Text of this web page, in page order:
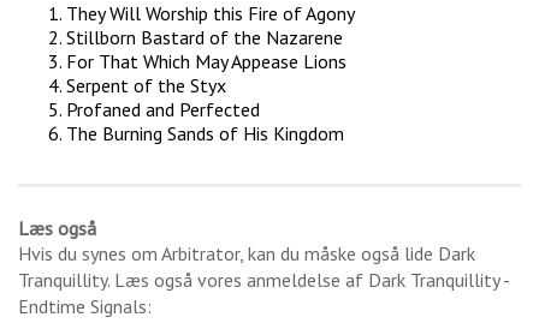
They Will Worship this Fire of Agony
Stillborn Bastard of the Nazarene
For That Which May Appease Lions
Serpent of the Styx
Profaned and Perfected
The Burning Sands of His Kingdom
Læs også
Hvis du synes om Arbitrator, kan du måske også lide Dark
Tranquillity. Læs også vores anmeldelse af Dark Tranquillity -
Endtime Signals: